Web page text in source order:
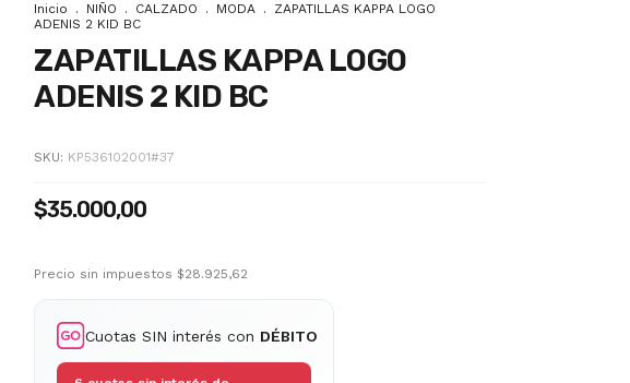
Inicio . NIÑO . CALZADO . MODA .
ZAPATILLAS KAPPA LOGO
ADENIS 2 KID BC
ZAPATILLAS KAPPA LOGO
ADENIS 2 KID BC
SKU: KP536102001#37
$35.000,00
Precio sin impuestos $28.925,62
Cuotas SIN interés con DÉBITO